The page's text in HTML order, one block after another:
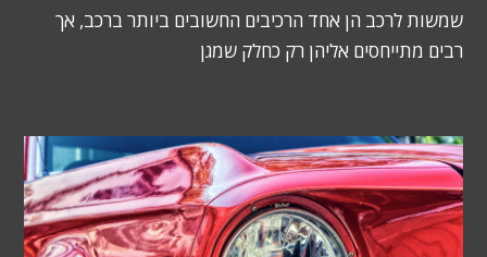
שמשות לרכב הן אחד הרכיבים החשובים ביותר ברכב, אך
רבים מתייחסים אליהן רק כחלק שמגן